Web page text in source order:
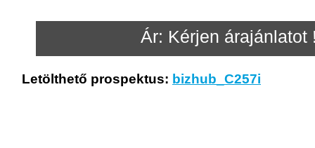
Ár: Kérjen árajánlatot
Letölthető prospektus: bizhub_C257i